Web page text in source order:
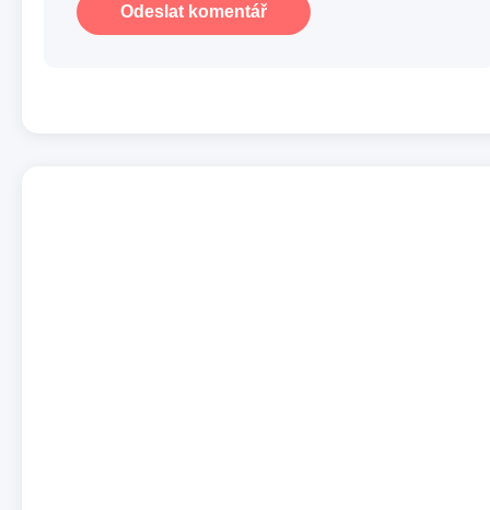
Odeslat komentář